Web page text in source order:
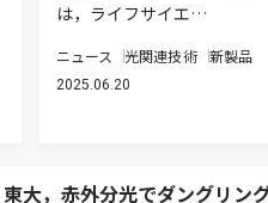
は，ライフサイエ…
ニュース 光関連技術 新製品
2025.06.20
東大，赤外分光でダングリン